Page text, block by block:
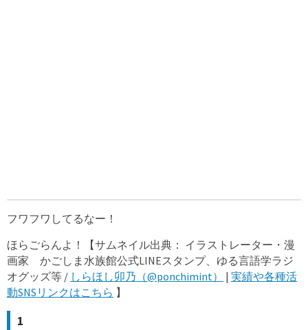
フワフワしてるなー！
ほらごらんよ！【サムネイル出典： イラストレーター・漫
画家 かごしま水族館公式LINEスタンプ、ゆる言語学ラジ
オグッズ等 / しらほし卯乃（@ponchimint） | 実績や各種活
動SNSリンクはこちら 】
1